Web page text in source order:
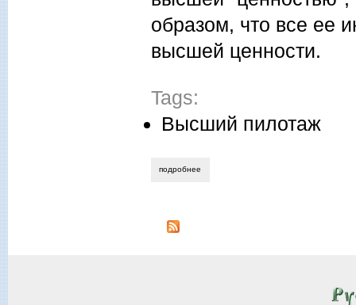
образом, что все ее
высшей ценности.
Tags:
Высший пилотаж
подробнее